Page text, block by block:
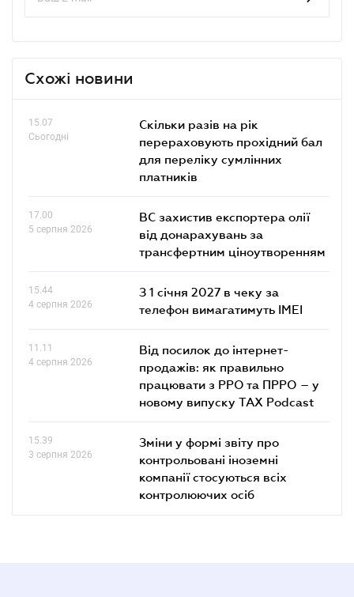
Схожі новини
15.07
Сьогодні
Скільки разів на рік
перераховують прохідний бал
для переліку сумлінних
платників
17.00
5 серпня 2026
ВС захистив експортера олії
від донарахувань за
трансфертним ціноутворенням
15.44
4 серпня 2026
З 1 січня 2027 в чеку за
телефон вимагатимуть IMEI
11.11
4 серпня 2026
Від посилок до інтернет-
продажів: як правильно
працювати з РРО та ПРРО – у
новому випуску TAX Podcast
15.39
3 серпня 2026
Зміни у формі звіту про
контрольовані іноземні
компанії стосуються всіх
контролюючих осіб